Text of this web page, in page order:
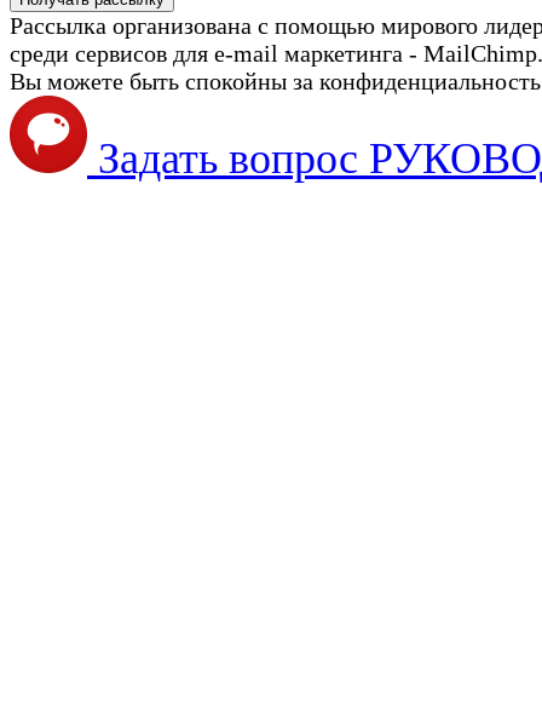
Рассылка организована с помощью мирового
среди сервисов для e-mail маркетинга - MailChimp.
Вы можете быть спокойны за
Задать вопрос